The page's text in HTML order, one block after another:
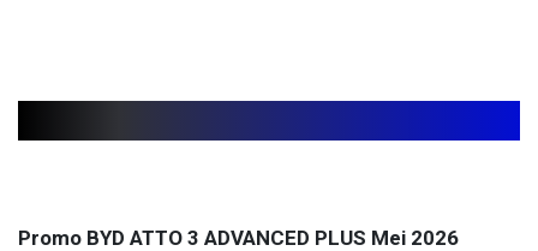
Promo BYD ATTO 3 ADVANCED PLUS Mei 2026